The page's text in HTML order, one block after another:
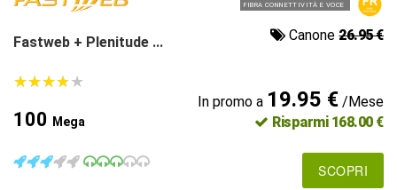
FIBRA CONNETTIVITÀ E VOCE
Fastweb + Plenitude ... Canone26.95 €
★★★★★
★★★★★
100 Mega
In promo a 19.95 €/Mese
Risparmi 168.00 €
SCOPRI